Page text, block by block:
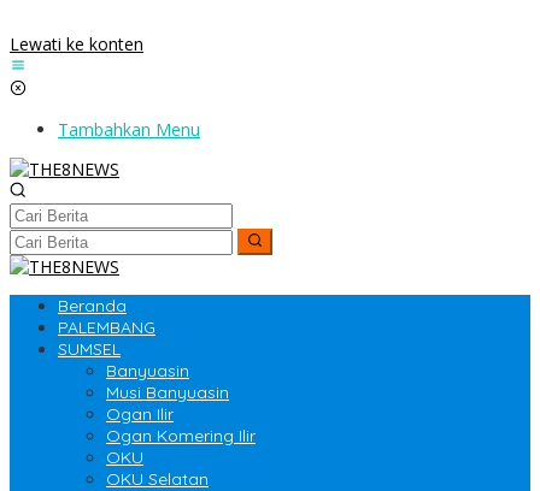
Lewati ke konten
Tambahkan Menu
Beranda
PALEMBANG
SUMSEL
Banyuasin
Musi Banyuasin
Ogan Ilir
Ogan Komering Ilir
OKU
OKU Selatan